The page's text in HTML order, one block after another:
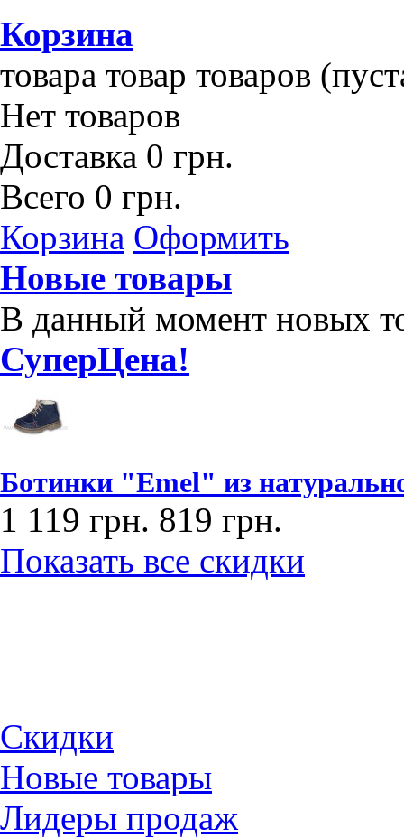
Корзина
товара товар товаров
Нет товаров
Доставка 0 грн.
Всего 0 грн.
Корзина Оформить
Новые товары
В данный момент новых
СуперЦена!
Ботинки "Emel" из
1 119 грн. 819 грн.
Показать все скидки
Скидки
Новые товары
Лидеры продаж